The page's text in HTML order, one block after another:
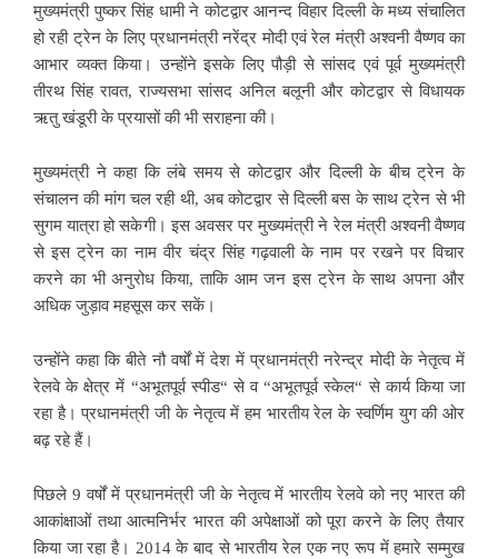
मुख्यमंत्री पुष्कर सिंह धामी ने कोटद्वार आनन्द विहार दिल्ली के मध्य संचालित
हो रही ट्रेन के लिए प्रधानमंत्री नरेंद्र मोदी एवं रेल मंत्री अश्वनी वैष्णव का
आभार व्यक्त किया। उन्होंने इसके लिए पौड़ी से सांसद एवं पूर्व मुख्यमंत्री
तीरथ सिंह रावत, राज्यसभा सांसद अनिल बलूनी और कोटद्वार से विधायक
ऋतु खंडूरी के प्रयासों की भी सराहना की।
मुख्यमंत्री ने कहा कि लंबे समय से कोटद्वार और दिल्ली के बीच ट्रेन के
संचालन की मांग चल रही थी, अब कोटद्वार से दिल्ली बस के साथ ट्रेन से भी
सुगम यात्रा हो सकेगी। इस अवसर पर मुख्यमंत्री ने रेल मंत्री अश्वनी वैष्णव
से इस ट्रेन का नाम वीर चंद्र सिंह गढ़वाली के नाम पर रखने पर विचार
करने का भी अनुरोध किया, ताकि आम जन इस ट्रेन के साथ अपना और
अधिक जुड़ाव महसूस कर सकें।
उन्होंने कहा कि बीते नौ वर्षों में देश में प्रधानमंत्री नरेन्द्र मोदी के नेतृत्व में
रेलवे के क्षेत्र में “अभूतपूर्व स्पीड“ से व “अभूतपूर्व स्केल“ से कार्य किया जा
रहा है। प्रधानमंत्री जी के नेतृत्व में हम भारतीय रेल के स्वर्णिम युग की ओर
बढ़ रहे हैं।
पिछले 9 वर्षों में प्रधानमंत्री जी के नेतृत्व में भारतीय रेलवे को नए भारत की
आकांक्षाओं तथा आत्मनिर्भर भारत की अपेक्षाओं को पूरा करने के लिए तैयार
किया जा रहा है। 2014 के बाद से भारतीय रेल एक नए रूप में हमारे सम्मुख